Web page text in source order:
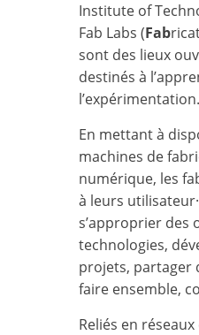
Institute of
Fab Labs (Fab
sont des lieux
destinés à
l’expérimentation.
En mettant à
machines de
numérique, les
à leurs
s’approprier des
technologies,
projets, partager
faire ensemble,
Reliés en